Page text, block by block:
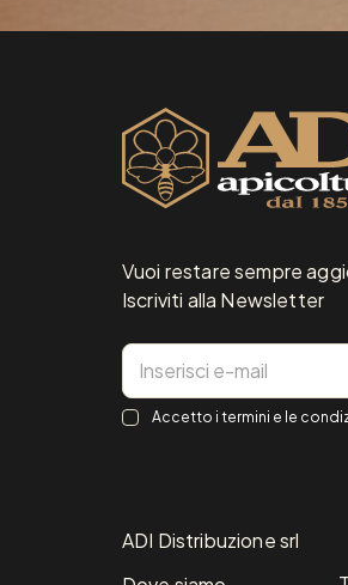
Vuoi restare sempre
Iscriviti alla Newsletter
Email
Consenso
Accetto i termini e le
ADI Distribuzione srl